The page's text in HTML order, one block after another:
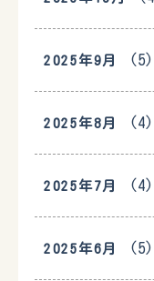
2025年9月 (5)
2025年8月 (4)
2025年7月 (4)
2025年6月 (5)